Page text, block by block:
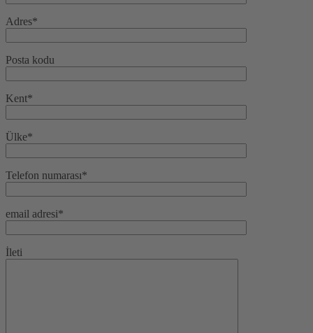
Adres*
Posta kodu
Kent*
Ülke*
Telefon numarası*
email adresi*
İleti